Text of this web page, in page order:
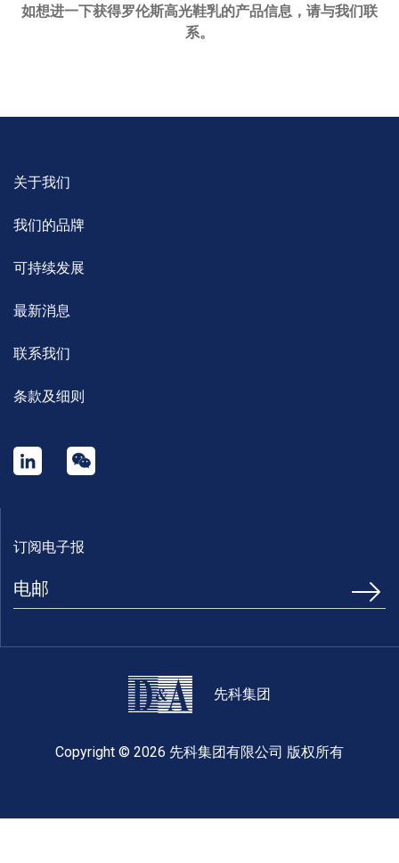
如想进一下获得罗伦斯高光鞋乳的产品信息，请与我们联
系。
关于我们
我们的品牌
可持续发展
最新消息
联系我们
条款及细则
订阅电子报
先科集团
Copyright © 2026 先科集团有限公司 版权所有